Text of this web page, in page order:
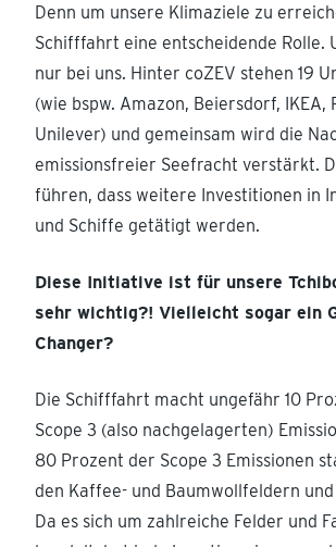
Denn um unsere Klimaziele zu
Schifffahrt eine entscheidende Rolle.
nur bei uns. Hinter coZEV stehen 19
(wie bspw. Amazon, Beiersdorf, IKEA,
Unilever) und gemeinsam wird die
emissionsfreier Seefracht verstärkt.
führen, dass weitere Investitionen in
und Schiffe getätigt werden.
Diese Initiative ist für unsere
sehr wichtig?! Vielleicht sogar ein
Changer?
Die Schifffahrt macht ungefähr 10
Scope 3 (also nachgelagerten)
80 Prozent der Scope 3 Emissionen
den Kaffee- und Baumwollfeldern
Da es sich um zahlreiche Felder und